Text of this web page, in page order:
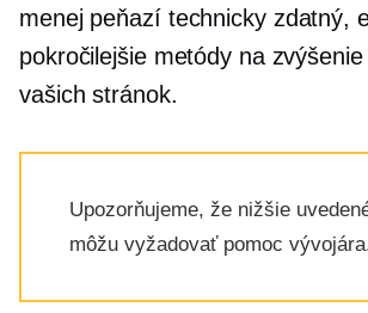
menej peňazí technicky zdatný,
pokročilejšie metódy na
vašich stránok.
Upozorňujeme, že nižšie
môžu vyžadovať pomoc